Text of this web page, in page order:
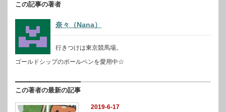
この記事の著者
奈々（Nana）
行きつけは東京競馬場。
ゴールドシップのボールペンを愛用中☆
この著者の最新の記事
2019-6-17